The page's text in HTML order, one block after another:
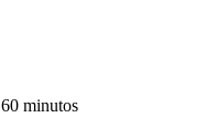
minutos